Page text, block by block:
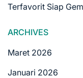
Terfavorit Siap
ARCHIVES
Maret 2026
Januari 2026